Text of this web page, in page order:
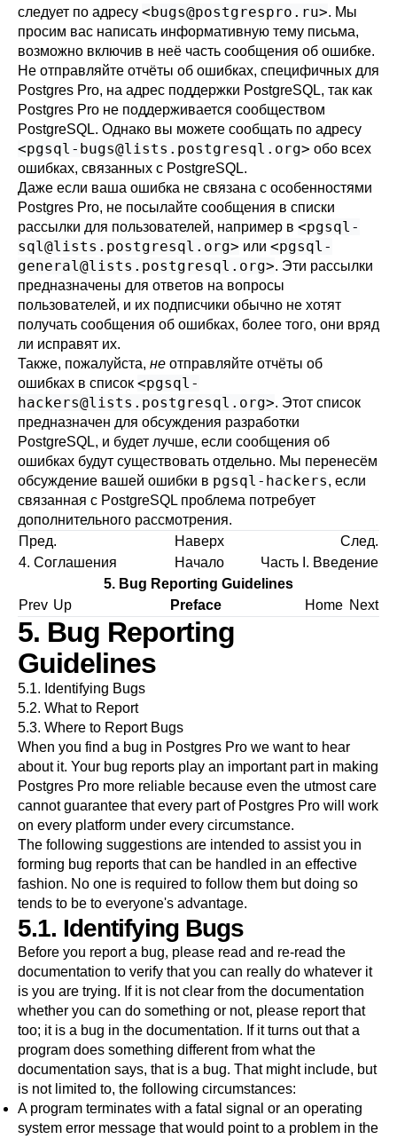
следует по адресу <bugs@postgrespro.ru>. Мы
просим вас написать информативную тему письма,
возможно включив в неё часть сообщения об ошибке.
Не отправляйте отчёты об ошибках, специфичных для
Postgres Pro, на адрес поддержки PostgreSQL, так как
Postgres Pro не поддерживается сообществом
PostgreSQL. Однако вы можете сообщать по адресу
<pgsql-bugs@lists.postgresql.org> обо всех
ошибках, связанных с PostgreSQL.
Даже если ваша ошибка не связана с особенностями
Postgres Pro, не посылайте сообщения в списки
рассылки для пользователей, например в <pgsql-
sql@lists.postgresql.org> или <pgsql-
general@lists.postgresql.org>. Эти рассылки
предназначены для ответов на вопросы
пользователей, и их подписчики обычно не хотят
получать сообщения об ошибках, более того, они вряд
ли исправят их.
Также, пожалуйста, не отправляйте отчёты об
ошибках в список <pgsql-
hackers@lists.postgresql.org>. Этот список
предназначен для обсуждения разработки
PostgreSQL, и будет лучше, если сообщения об
ошибках будут существовать отдельно. Мы перенесём
обсуждение вашей ошибки в pgsql-hackers, если
связанная с PostgreSQL проблема потребует
дополнительного рассмотрения.
Пред.
Наверх
След.
4. Соглашения
Начало
Часть I. Введение
5. Bug Reporting Guidelines
Prev Up Preface Home Next
5. Bug Reporting
Guidelines
5.1. Identifying Bugs
5.2. What to Report
5.3. Where to Report Bugs
When you find a bug in Postgres Pro we want to hear
about it. Your bug reports play an important part in making
Postgres Pro more reliable because even the utmost care
cannot guarantee that every part of Postgres Pro will work
on every platform under every circumstance.
The following suggestions are intended to assist you in
forming bug reports that can be handled in an effective
fashion. No one is required to follow them but doing so
tends to be to everyone's advantage.
5.1. Identifying Bugs
Before you report a bug, please read and re-read the
documentation to verify that you can really do whatever it
is you are trying. If it is not clear from the documentation
whether you can do something or not, please report that
too; it is a bug in the documentation. If it turns out that a
program does something different from what the
documentation says, that is a bug. That might include, but
is not limited to, the following circumstances:
A program terminates with a fatal signal or an operating
system error message that would point to a problem in the